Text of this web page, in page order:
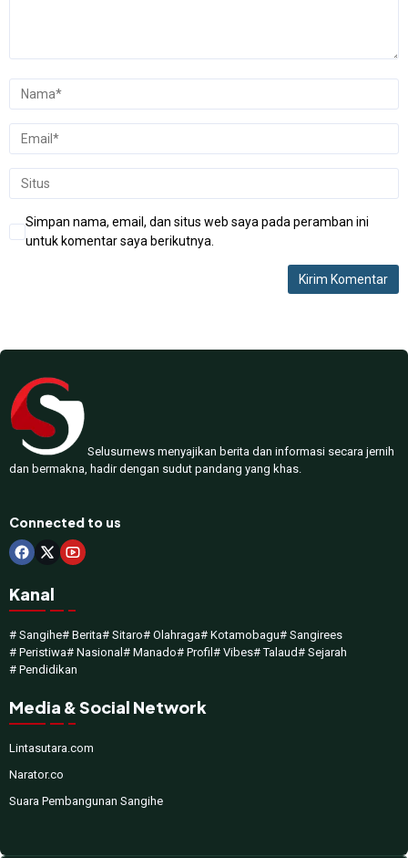
Simpan nama, email, dan situs web saya pada peramban ini
untuk komentar saya berikutnya.
Selusurnews menyajikan berita dan informasi secara jernih
dan bermakna, hadir dengan sudut pandang yang khas.
Connected to us
Kanal
# Sangihe# Berita# Sitaro# Olahraga# Kotamobagu# Sangirees
# Peristiwa# Nasional# Manado# Profil# Vibes# Talaud# Sejarah
# Pendidikan
Media & Social Network
Lintasutara.com
Narator.co
Suara Pembangunan Sangihe